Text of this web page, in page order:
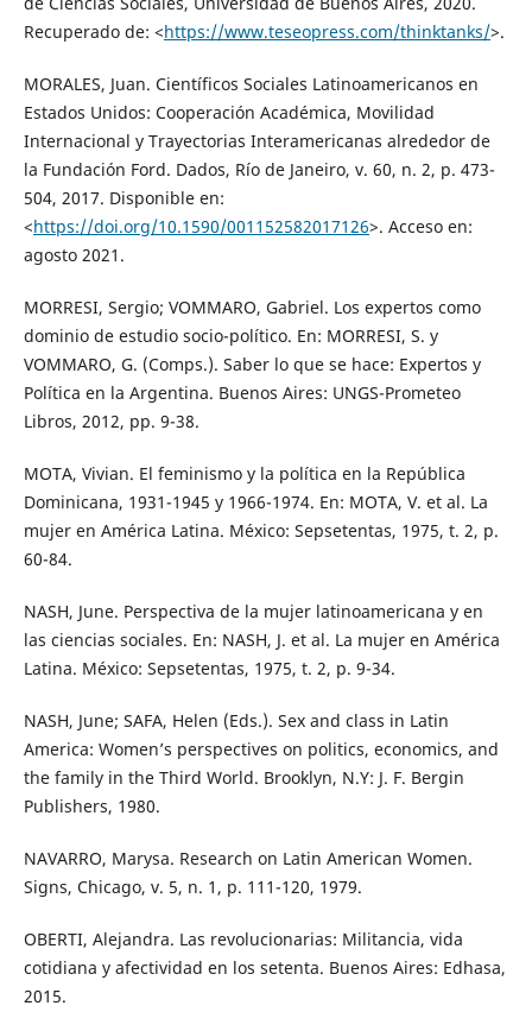
Recuperado de: <https://www.teseopress.com/thinktanks/>.
MORALES, Juan. Científicos Sociales Latinoamericanos en
Estados Unidos: Cooperación Académica, Movilidad
Internacional y Trayectorias Interamericanas alrededor de
la Fundación Ford. Dados, Río de Janeiro, v. 60, n. 2, p. 473-
504, 2017. Disponible en:
<https://doi.org/10.1590/001152582017126>. Acceso en:
agosto 2021.
MORRESI, Sergio; VOMMARO, Gabriel. Los expertos como
dominio de estudio socio-político. En: MORRESI, S. y
VOMMARO, G. (Comps.). Saber lo que se hace: Expertos y
Política en la Argentina. Buenos Aires: UNGS-Prometeo
Libros, 2012, pp. 9-38.
MOTA, Vivian. El feminismo y la política en la República
Dominicana, 1931-1945 y 1966-1974. En: MOTA, V. et al. La
mujer en América Latina. México: Sepsetentas, 1975, t. 2, p.
60-84.
NASH, June. Perspectiva de la mujer latinoamericana y en
las ciencias sociales. En: NASH, J. et al. La mujer en América
Latina. México: Sepsetentas, 1975, t. 2, p. 9-34.
NASH, June; SAFA, Helen (Eds.). Sex and class in Latin
America: Women’s perspectives on politics, economics, and
the family in the Third World. Brooklyn, N.Y: J. F. Bergin
Publishers, 1980.
NAVARRO, Marysa. Research on Latin American Women.
Signs, Chicago, v. 5, n. 1, p. 111-120, 1979.
OBERTI, Alejandra. Las revolucionarias: Militancia, vida
cotidiana y afectividad en los setenta. Buenos Aires: Edhasa,
2015.